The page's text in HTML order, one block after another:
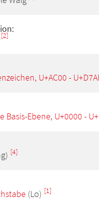
[2]
U+AC00 -
Basis-Ebene, U+0000 -
[4]
(Lo) [1]